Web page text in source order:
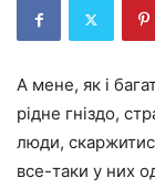
А мене, як і
рідне гніздо,
люди,
все-таки у них